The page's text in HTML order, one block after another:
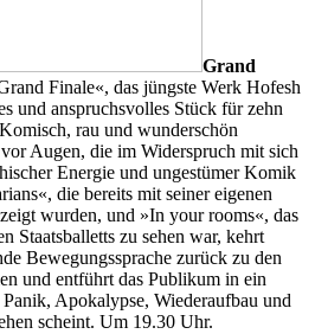
Grand
Finale«, das jüngste Werk Hofesh
und anspruchsvolles Stück für zehn
rau und wunderschön
Augen, die im Widerspruch mit sich
Energie und ungestümer Komik
die bereits mit seiner eigenen
wurden, und »In your rooms«, das
Staatsballetts zu sehen war, kehrt
Bewegungssprache zurück zu den
und entführt das Publikum in ein
Apokalypse, Wiederaufbau und
scheint. Um 19.30 Uhr.